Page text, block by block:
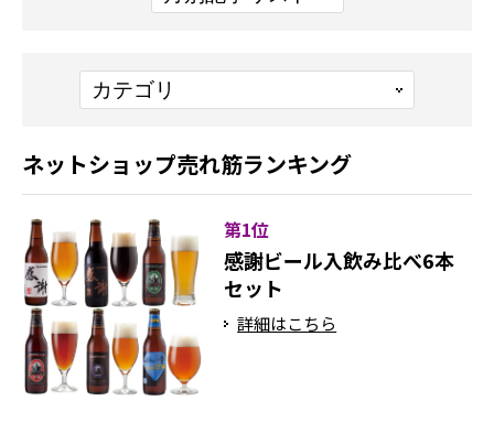
ネットショップ売れ筋ランキング
第1位
感謝ビール入飲み比べ6本
セット
詳細はこちら